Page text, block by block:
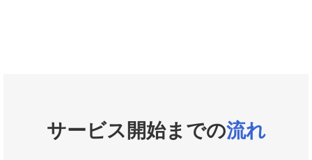
サービス開始までの流れ